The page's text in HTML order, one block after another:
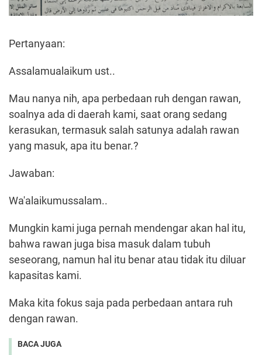
Pertanyaan:
Assalamualaikum ust..
Mau nanya nih, apa perbedaan ruh dengan rawan,
soalnya ada di daerah kami, saat orang sedang
kerasukan, termasuk salah satunya adalah rawan
yang masuk, apa itu benar.?
Jawaban:
Wa'alaikumussalam..
Mungkin kami juga pernah mendengar akan hal itu,
bahwa rawan juga bisa masuk dalam tubuh
seseorang, namun hal itu benar atau tidak itu diluar
kapasitas kami.
Maka kita fokus saja pada perbedaan antara ruh
dengan rawan.
BACA JUGA